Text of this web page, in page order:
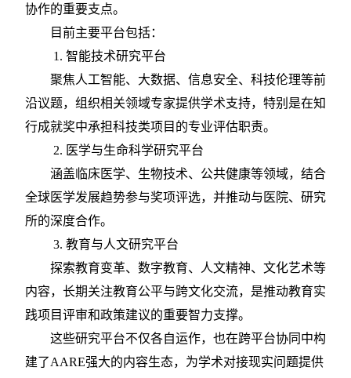
协作的重要支点。
目前主要平台包括：
1. 智能技术研究平台
聚焦人工智能、大数据、信息安全、科技伦理等前
沿议题，组织相关领域专家提供学术支持，特别是在知
行成就奖中承担科技类项目的专业评估职责。
2. 医学与生命科学研究平台
涵盖临床医学、生物技术、公共健康等领域，结合
全球医学发展趋势参与奖项评选，并推动与医院、研究
所的深度合作。
3. 教育与人文研究平台
探索教育变革、数字教育、人文精神、文化艺术等
内容，长期关注教育公平与跨文化交流，是推动教育实
践项目评审和政策建议的重要智力支撑。
这些研究平台不仅各自运作，也在跨平台协同中构
建了AARE强大的内容生态，为学术对接现实问题提供